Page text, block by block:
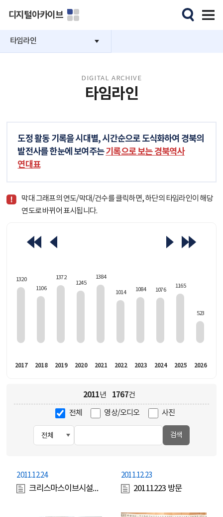
디지털아카이브
타임라인
DIGITAL ARCHIVE
타임라인
도정 활동 기록을 시대별, 시간순으로 도식화하여 경북의
발전사를 한눈에 보여주는기록으로 보는 경북역사
연대표
막대 그래프의 연도/막대/건수를 클릭하면, 하단의 타임라인이 해당
연도로 바뀌어 표시됩니다.
1320
2017
1106
2018
1372
2019
1245
2020
1384
2021
1014
2022
1084
2023
1076
2024
1165
2025
523
2026
2011년 1767건
전체 영상/오디오 사진
검색
2011.12.24
크리스마스이브시설방문
2011.12.23
20111223 방문